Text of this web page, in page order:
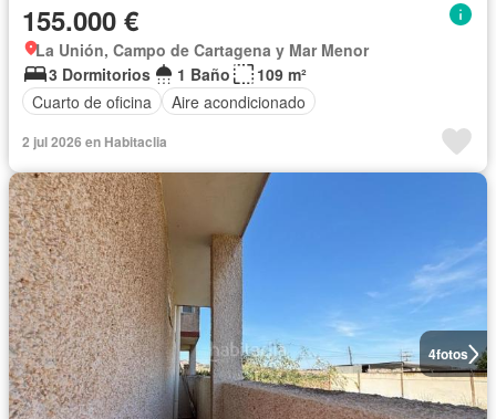
155.000 €
La Unión, Campo de Cartagena y Mar Menor
3 Dormitorios
1 Baño
109 m²
Cuarto de oficina
Aire acondicionado
2 jul 2026 en Habitaclia
4fotos